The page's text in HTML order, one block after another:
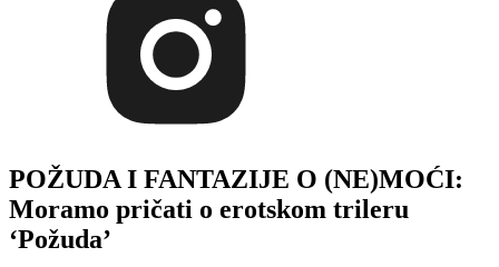
POŽUDA I FANTAZIJE O (NE)MOĆI:
Moramo pričati o erotskom trileru
‘Požuda’